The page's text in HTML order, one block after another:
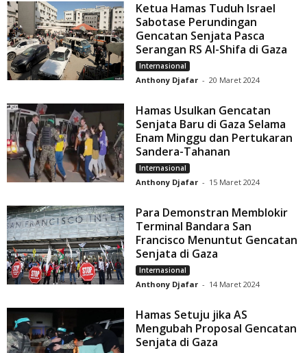
Ketua Hamas Tuduh Israel
Sabotase Perundingan
Gencatan Senjata Pasca
Serangan RS Al-Shifa di Gaza
Internasional
Anthony Djafar - 20 Maret 2024
Hamas Usulkan Gencatan
Senjata Baru di Gaza Selama
Enam Minggu dan Pertukaran
Sandera-Tahanan
Internasional
Anthony Djafar - 15 Maret 2024
Para Demonstran Memblokir
Terminal Bandara San
Francisco Menuntut Gencatan
Senjata di Gaza
Internasional
Anthony Djafar - 14 Maret 2024
Hamas Setuju jika AS
Mengubah Proposal Gencatan
Senjata di Gaza